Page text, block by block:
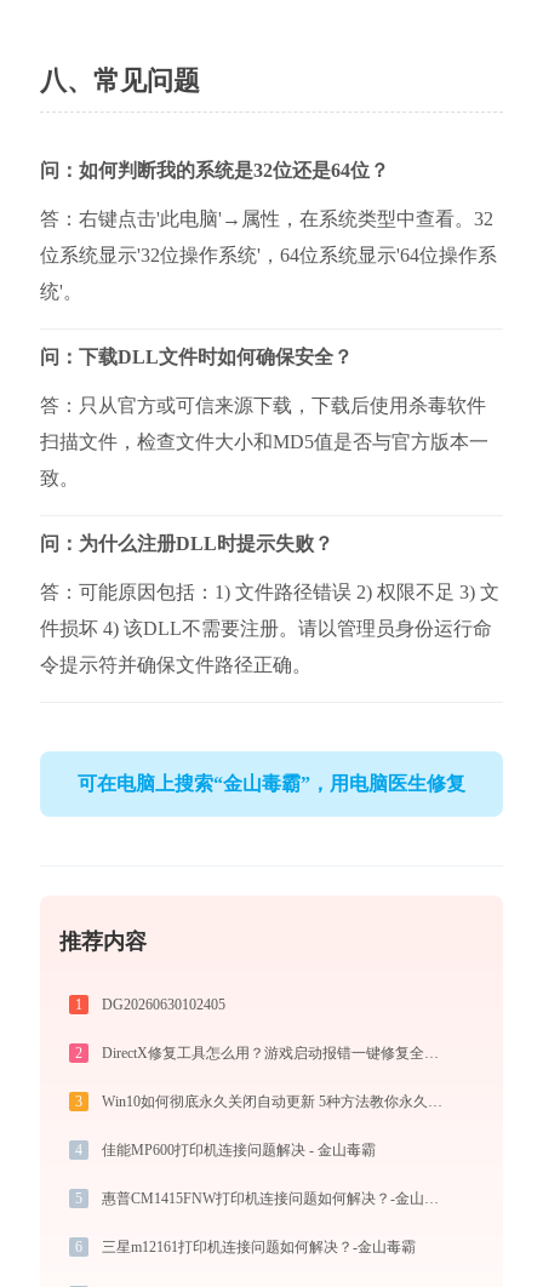
八、常见问题
问：如何判断我的系统是32位还是64位？
答：右键点击'此电脑'→属性，在系统类型中查看。32
位系统显示'32位操作系统'，64位系统显示'64位操作系
统'。
问：下载DLL文件时如何确保安全？
答：只从官方或可信来源下载，下载后使用杀毒软件
扫描文件，检查文件大小和MD5值是否与官方版本一
致。
问：为什么注册DLL时提示失败？
答：可能原因包括：1) 文件路径错误 2) 权限不足 3) 文
件损坏 4) 该DLL不需要注册。请以管理员身份运行命
令提示符并确保文件路径正确。
可在电脑上搜索“金山毒霸”，用电脑医生修复
推荐内容
1 DG20260630102405
2
3
4 佳能MP600打印机连接问题解决 - 金山毒霸
5
6 三星m12161打印机连接问题如何解决？-金山毒霸